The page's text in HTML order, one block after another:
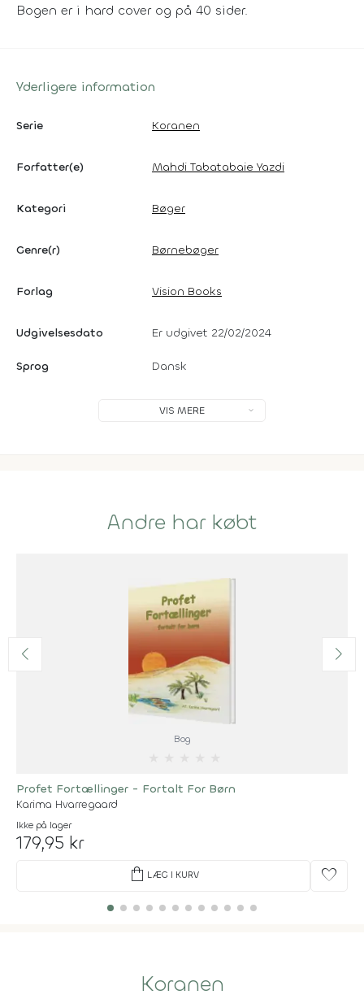
Bogen er i hard cover og på 40 sider.
Yderligere information
Serie Koranen
Forfatter(e) Mahdi Tabatabaie Yazdi
Kategori Bøger
Genre(r) Børnebøger
Forlag Vision Books
Udgivelsesdato Er udgivet 22/02/2024
Sprog Dansk
VIS MERE
Andre har købt
Bog
Profet Fortællinger - Fortalt For Børn
Karima Hvarregaard
Ikke på lager
179,95 kr
shopping_bag LÆG I KURV favorite
Koranen